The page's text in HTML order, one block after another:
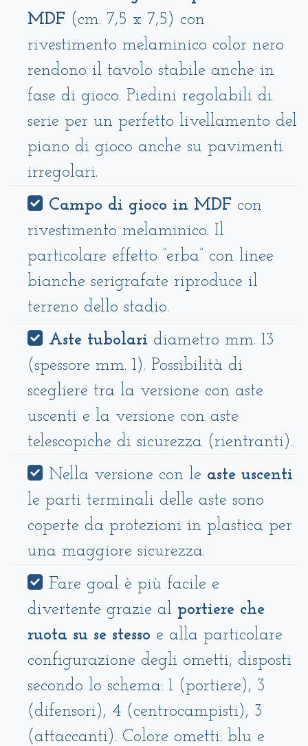
MDF (cm. 7,5 x 7,5) con
rivestimento melaminico color nero
rendono il tavolo stabile anche in
fase di gioco. Piedini regolabili di
serie per un perfetto livellamento del
piano di gioco anche su pavimenti
irregolari.
Campo di gioco in MDF con
rivestimento melaminico. Il
particolare effetto “erba” con linee
bianche serigrafate riproduce il
terreno dello stadio.
Aste tubolari diametro mm. 13
(spessore mm. 1). Possibilità di
scegliere tra la versione con aste
uscenti e la versione con aste
telescopiche di sicurezza (rientranti).
Nella versione con le aste uscenti
le parti terminali delle aste sono
coperte da protezioni in plastica per
una maggiore sicurezza.
Fare goal è più facile e
divertente grazie al portiere che
ruota su se stesso e alla particolare
configurazione degli ometti, disposti
secondo lo schema: 1 (portiere), 3
(difensori), 4 (centrocampisti), 3
(attaccanti). Colore ometti: blu e